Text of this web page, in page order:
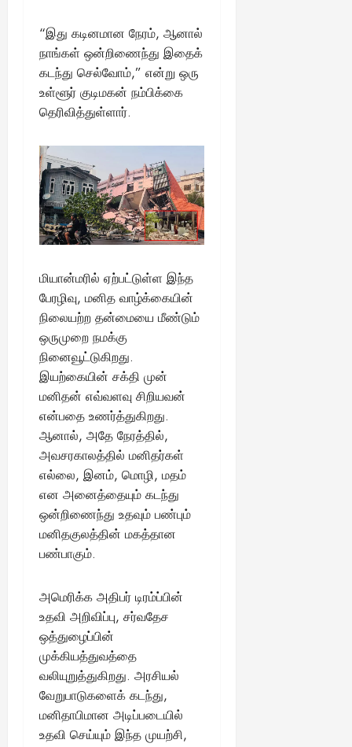
“இது கடினமான நேரம், ஆனால்
நாங்கள் ஒன்றிணைந்து இதைக்
கடந்து செல்வோம்,” என்று ஒரு
உள்ளூர் குடிமகன் நம்பிக்கை
தெரிவித்துள்ளார்.
மியான்மரில் ஏற்பட்டுள்ள இந்த
பேரழிவு, மனித வாழ்க்கையின்
நிலையற்ற தன்மையை மீண்டும்
ஒருமுறை நமக்கு
நினைவூட்டுகிறது.
இயற்கையின் சக்தி முன்
மனிதன் எவ்வளவு சிறியவன்
என்பதை உணர்த்துகிறது.
ஆனால், அதே நேரத்தில்,
அவசரகாலத்தில் மனிதர்கள்
எல்லை, இனம், மொழி, மதம்
என அனைத்தையும் கடந்து
ஒன்றிணைந்து உதவும் பண்பும்
மனிதகுலத்தின் மகத்தான
பண்பாகும்.
அமெரிக்க அதிபர் டிரம்ப்பின்
உதவி அறிவிப்பு, சர்வதேச
ஒத்துழைப்பின்
முக்கியத்துவத்தை
வலியுறுத்துகிறது. அரசியல்
வேறுபாடுகளைக் கடந்து,
மனிதாபிமான அடிப்படையில்
உதவி செய்யும் இந்த முயற்சி,